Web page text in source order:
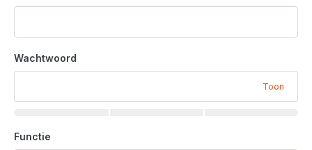
Wachtwoord
Toon
Functie